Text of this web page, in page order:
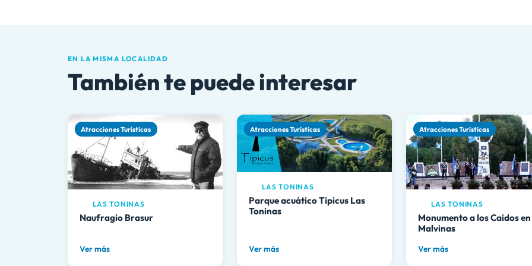
EN LA MISMA LOCALIDAD
También te puede interesar
Atracciones Turísticas
LAS TONINAS
Naufragio Brasur
Ver más
Atracciones Turísticas
LAS TONINAS
Parque acuático Tipicus Las
Toninas
Ver más
Atracciones Turísticas
LAS TONINAS
Monumento a los Caidos en
Malvinas
Ver más